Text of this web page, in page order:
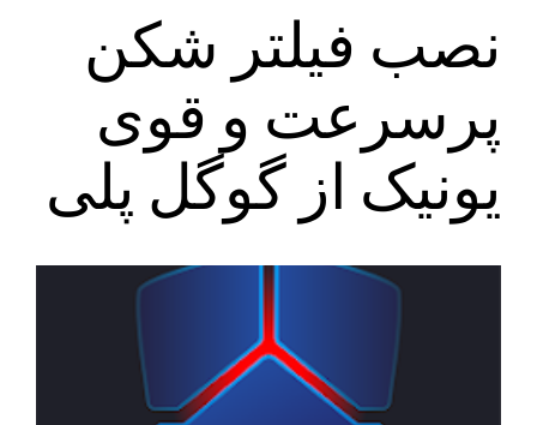
نصب فیلتر شکن
پرسرعت و قوی
یونیک از گوگل پلی